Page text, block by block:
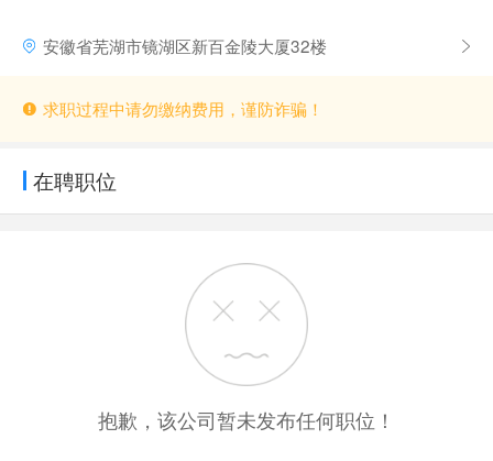
安徽省芜湖市镜湖区新百金陵大厦32楼
求职过程中请勿缴纳费用，谨防诈骗！
在聘职位
抱歉，该公司暂未发布任何职位！